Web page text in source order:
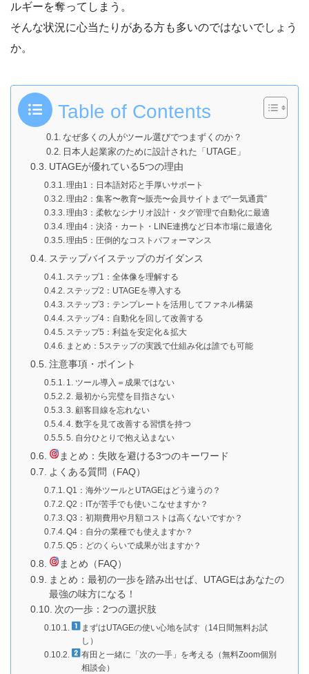
ルギーを奪ってしまう。
そんな状況に心当たりがある方も多いのではないでしょう
か。
Table of Contents
なぜ多くの人がツール選びでつまずくのか？
日本人起業家のために設計された「UTAGE」
UTAGEが優れている5つの理由
理由1：日本語対応と手厚いサポート
理由2：集客〜教育〜販売〜会員サイトまで“一気通貫”
理由3：柔軟なシナリオ設計・タグ管理で自動化に最適
理由4：決済・カート・LINE連携など日本市場に最適化
理由5：圧倒的なコストパフォーマンス
ステップバイステップのガイダンス
ステップ1：全体像を理解する
ステップ2：UTAGEを導入する
ステップ3：テンプレートを活用してファネル構築
ステップ4：自動化を回して改善する
ステップ5：利益を安定化＆拡大
まとめ：5ステップの実践で仕組み化は誰でも可能
注意事項・ポイント
1. ツール導入＝成果ではない
2. 最初から完璧を目指さない
3. 顧客目線を忘れない
4. 数字を見て改善する習慣を持つ
5. 自分ひとりで抱え込まない
まとめ：失敗を避ける3つのキーワード
よくある質問（FAQ）
Q1：海外ツールとUTAGEはどう違うの？
Q2：ITが苦手でも使いこなせますか？
Q3：初期費用や月額コストは高くないですか？
Q4：自分の業種でも使えますか？
Q5：どのくらいで成果が出ますか？
まとめ（FAQ）
まとめ：最初の一歩を踏み出せば、UTAGEはあなたの
最強の味方になる！
次の一歩：2つの選択肢
まずはUTAGEの使い心地を試す（14日間無料お試
し）
有田と一緒に「次の一手」を考える（無料Zoom個別
相談会）